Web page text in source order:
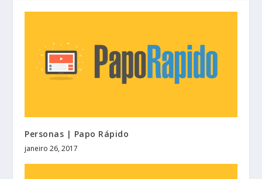
Personas | Papo Rápido
janeiro 26, 2017